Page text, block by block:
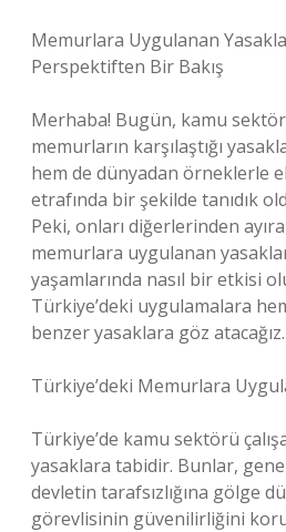
Memurlara Uygulanan
Perspektiften Bir Bakış
Merhaba! Bugün, kamu
memurların karşılaştığı
hem de dünyadan örneklerle
etrafında bir şekilde tanıdık
Peki, onları diğerlerinden
memurlara uygulanan
yaşamlarında nasıl bir etkisi
Türkiye’deki uygulamalara
benzer yasaklara göz atacağız.
Türkiye’deki Memurlara
Türkiye’de kamu sektörü
yasaklara tabidir. Bunlar,
devletin tarafsızlığına gölge
görevlisinin güvenilirliğini